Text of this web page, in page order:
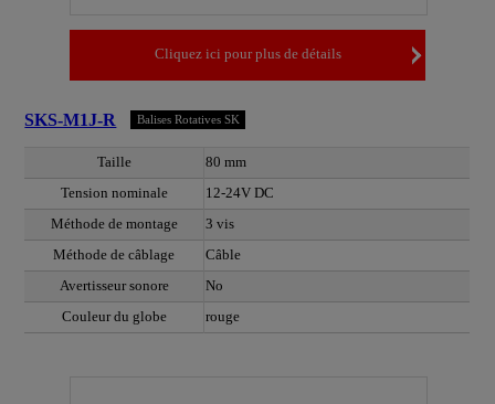
Cliquez ici pour plus de détails
SKS-M1J-R Balises Rotatives SK
Taille
80 mm
Tension nominale
12-24V DC
Méthode de montage
3 vis
Méthode de câblage
Câble
Avertisseur sonore
No
Couleur du globe
rouge